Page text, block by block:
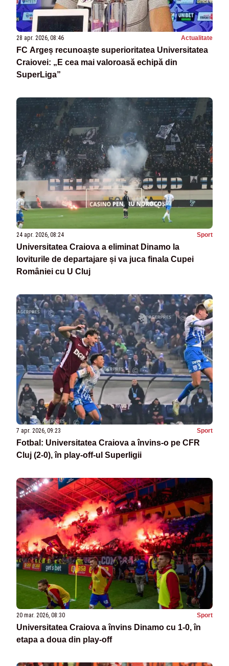
28 apr. 2026, 08:46 Actualitate
FC Argeș recunoaște superioritatea Universitatea
Craiovei: „E cea mai valoroasă echipă din
SuperLiga”
24 apr. 2026, 08:24 Sport
Universitatea Craiova a eliminat Dinamo la
loviturile de departajare și va juca finala Cupei
României cu U Cluj
7 apr. 2026, 09:23 Sport
Fotbal: Universitatea Craiova a învins-o pe CFR
Cluj (2-0), în play-off-ul Superligii
20 mar. 2026, 08:30 Sport
Universitatea Craiova a învins Dinamo cu 1-0, în
etapa a doua din play-off